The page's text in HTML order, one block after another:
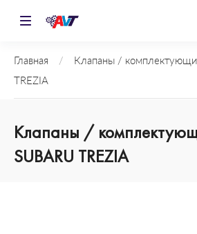
Главная / Клапаны /
TREZIA
Клапаны /
SUBARU TREZIA